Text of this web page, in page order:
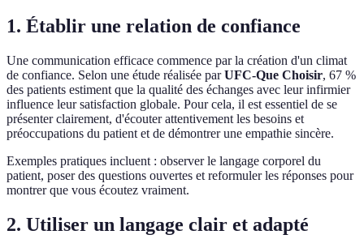
1. Établir une relation de confiance
Une communication efficace commence par la création d'un climat
de confiance. Selon une étude réalisée parUFC-Que Choisir, 67 %
des patients estiment que la qualité des échanges avec leur infirmier
influence leur satisfaction globale. Pour cela, il est essentiel de se
présenter clairement, d'écouter attentivement les besoins et
préoccupations du patient et de démontrer une empathie sincère.
Exemples pratiques incluent : observer le langage corporel du
patient, poser des questions ouvertes et reformuler les réponses pour
montrer que vous écoutez vraiment.
2. Utiliser un langage clair et adapté